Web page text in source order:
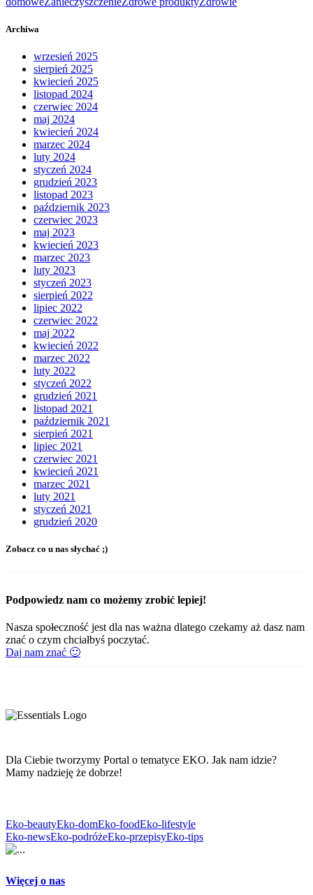
Archiwa
wrzesień 2025
sierpień 2025
kwiecień 2025
listopad 2024
czerwiec 2024
maj 2024
kwiecień 2024
marzec 2024
luty 2024
styczeń 2024
grudzień 2023
listopad 2023
październik 2023
czerwiec 2023
maj 2023
kwiecień 2023
marzec 2023
luty 2023
styczeń 2023
sierpień 2022
lipiec 2022
czerwiec 2022
maj 2022
kwiecień 2022
marzec 2022
luty 2022
styczeń 2022
grudzień 2021
listopad 2021
październik 2021
sierpień 2021
lipiec 2021
czerwiec 2021
kwiecień 2021
marzec 2021
luty 2021
styczeń 2021
grudzień 2020
Zobacz co u nas słychać ;)
Podpowiedz nam co możemy zrobić lepiej!
Nasza społeczność jest dla nas ważna dlatego czekamy aż dasz nam
znać o czym chciałbyś poczytać.
Daj nam znać 🙂
Dla Ciebie tworzymy Portal o tematyce EKO. Jak nam idzie?
Mamy nadzieję że dobrze!
Eko-beautyEko-domEko-foodEko-lifestyle
Eko-newsEko-podróżeEko-przepisyEko-tips
Więcej o nas